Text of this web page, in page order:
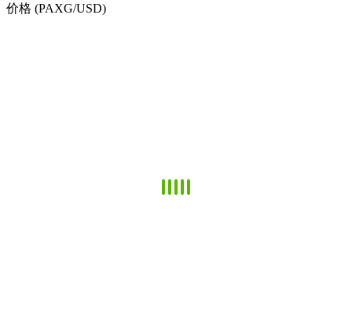
价格 (PAXG/USD)